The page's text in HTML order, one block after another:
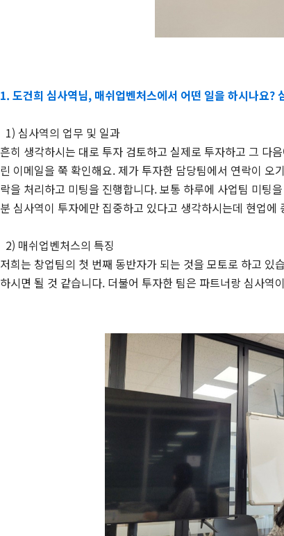
1. 도건희 심사역님, 매쉬업벤처스에서 어떤 일을 하시나요
1) 심사역의 업무 및 일과
흔히 생각하시는 대로 투자 검토하고 실제로 투자하고 그 다
린 이메일을 쭉 확인해요. 제가 투자한 담당팀에서 연락이
락을 처리하고 미팅을 진행합니다. 보통 하루에 사업팀 미팅
분 심사역이 투자에만 집중하고 있다고 생각하시는데 현업
2) 매쉬업벤처스의 특징
저희는 창업팀의 첫 번째 동반자가 되는 것을 모토로 하고
하시면 될 것 같습니다. 더불어 투자한 팀은 파트너랑 심사